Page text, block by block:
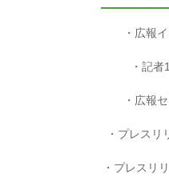
広報
記者
広報
プレスリ
プレスリ